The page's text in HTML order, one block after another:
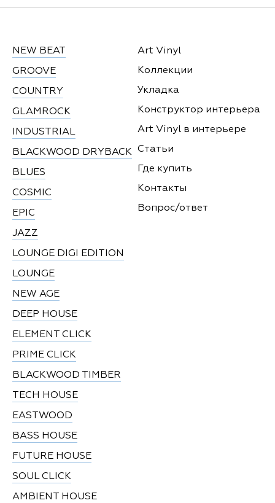
NEW BEAT
GROOVE
COUNTRY
GLAMROCK
INDUSTRIAL
BLACKWOOD DRYBACK
BLUES
COSMIC
EPIC
JAZZ
LOUNGE DIGI EDITION
LOUNGE
NEW AGE
DEEP HOUSE
ELEMENT CLICK
PRIME CLICK
BLACKWOOD TIMBER
TECH HOUSE
EASTWOOD
BASS HOUSE
FUTURE HOUSE
SOUL CLICK
AMBIENT HOUSE
Art Vinyl
Коллекции
Укладка
Конструктор интерьера
Art Vinyl в интерьере
Статьи
Где купить
Контакты
Вопрос/ответ